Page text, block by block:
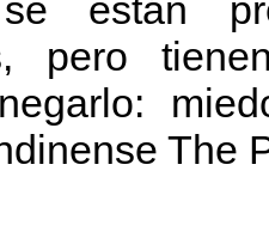
están
pero
The